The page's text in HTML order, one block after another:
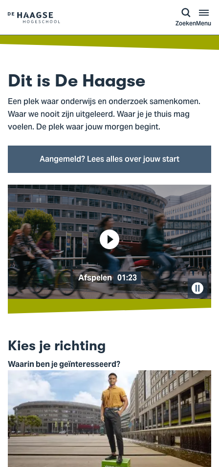
Logo
van
De
Hogeschool,
ga
naar
de
homepagina
ZoekenMenu
Dit is De Haagse
Een plek waar onderwijs en onderzoek samenkomen.
Waar we nooit zijn uitgeleerd. Waar je je thuis mag
voelen. De plek waar jouw morgen begint.
Aangemeld? Lees alles over jouw start
Pause
video
Afspelen 01:23
Kies je richting
Waarin ben je geïnteresseerd?